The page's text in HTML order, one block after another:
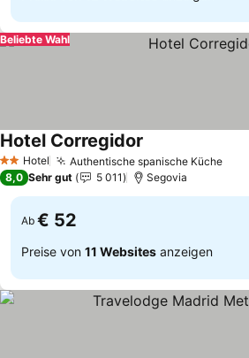
Beliebte Wahl
2 Sterne
Hotel Authentische spanische Küche
Hotel Corregidor
8,0 Sehr gut 5 011 Segovia
Ab € 52
Preise von 11 Websites anzeigen